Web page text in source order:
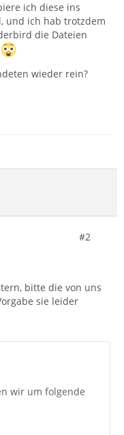
ich diese ins
und ich hab trotzdem
die Dateien
wieder rein?
#2
bitte die von uns
sie leider
wir um folgende